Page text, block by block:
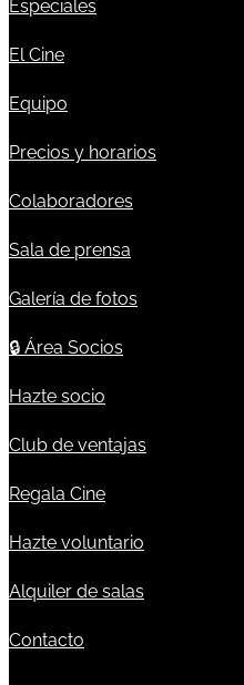
Especiales
El Cine
Equipo
Precios y horarios
Colaboradores
Sala de prensa
Galería de fotos
🔒 Área Socios
Hazte socio
Club de ventajas
Regala Cine
Hazte voluntario
Alquiler de salas
Contacto